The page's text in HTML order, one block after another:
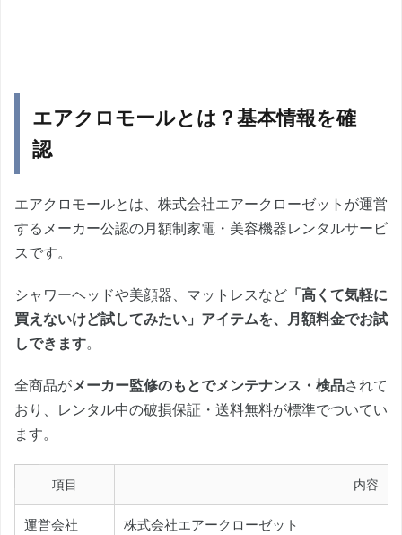
エアクロモールとは？基本情報を確
認
エアクロモールとは、株式会社エアークローゼットが運営
するメーカー公認の月額制家電・美容機器レンタルサービ
スです。
シャワーヘッドや美顔器、マットレスなど 「高くて気軽に
買えないけど試してみたい」アイテムを、月額料金でお試
しできます。
全商品がメーカー監修のもとでメンテナンス・検品されて
おり、レンタル中の破損保証・送料無料が標準でついてい
ます。
項目 内容
運営会社 株式会社エアークローゼット